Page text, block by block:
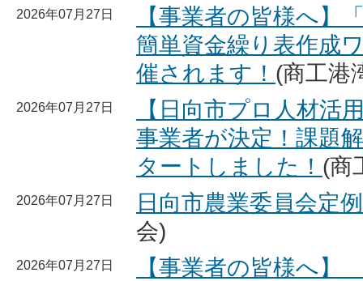
2026年07月27日
【事業者の皆様へ】
簡単資金繰り表作成
催されます！ (商工港
2026年07月27日
【日向市プロ人材活
事業者が決定！課題
タートしました！ (商
2026年07月27日
日向市農業委員会定
会)
2026年07月27日
【事業者の皆様へ